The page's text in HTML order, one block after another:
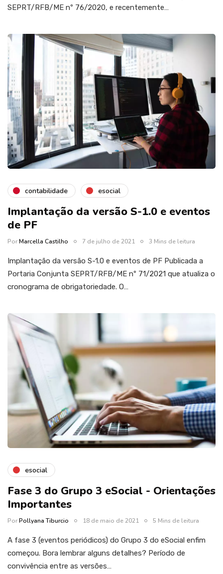
SEPRT/RFB/ME nº 76/2020, e recentemente…
contabilidade esocial
Implantação da versão S-1.0 e eventos
de PF
PorMarcella Castilho 7 de julho de 2021 3 Mins de leitura
Implantação da versão S-1.0 e eventos de PF Publicada a
Portaria Conjunta SEPRT/RFB/ME nº 71/2021 que atualiza o
cronograma de obrigatoriedade. O…
esocial
Fase 3 do Grupo 3 eSocial - Orientações
Importantes
PorPollyana Tiburcio 18 de maio de 2021 5 Mins de leitura
A fase 3 (eventos periódicos) do Grupo 3 do eSocial enfim
começou. Bora lembrar alguns detalhes? Período de
convivência entre as versões…